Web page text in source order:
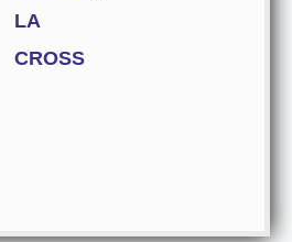
LA
CROSS